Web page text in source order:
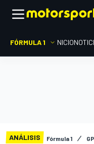
FÓRMULA 1 INICIO
ANÁLISIS Fórmula 1